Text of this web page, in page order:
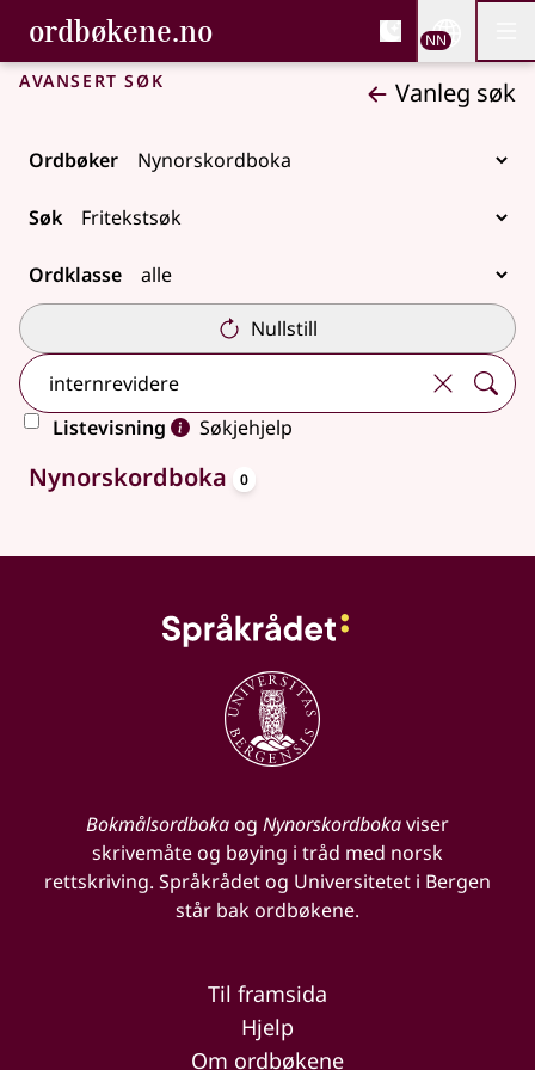
Gå til hovudinnhald
Tilgjenge
ordbøkene.no, Bokmålsordboka og
Bokmålsordboka og Nynorskordboka
NN
Avansert søk Vanleg søk
Ordbøker
Søk
Ordklasse
Nullstill
Listevisning
Søkjehjelp
Ingen treff
Nynorskordboka 0
Bokmålsordbokaog Nynorskordbokaviser
skrivemåte og bøying i tråd med norsk
rettskriving. Språkrådet og Universitetet i Bergen
står bak ordbøkene.
Til framsida
Hjelp
Om ordbøkene